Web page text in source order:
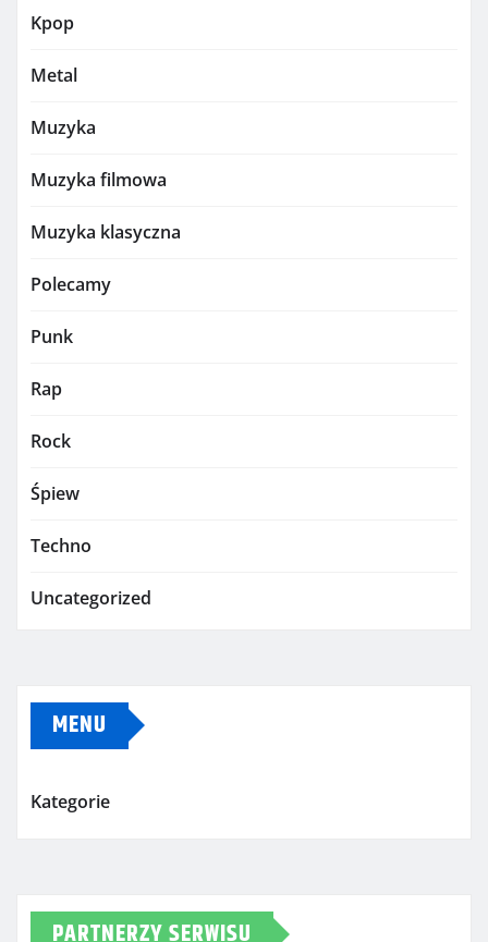
Kpop
Metal
Muzyka
Muzyka filmowa
Muzyka klasyczna
Polecamy
Punk
Rap
Rock
Śpiew
Techno
Uncategorized
MENU
Kategorie
PARTNERZY SERWISU